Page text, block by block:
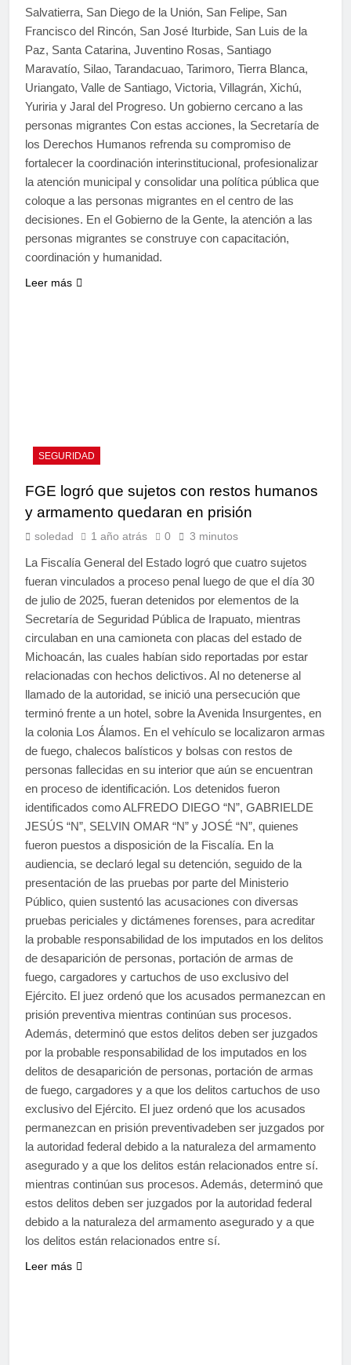
Salvatierra, San Diego de la Unión, San Felipe, San
Francisco del Rincón, San José Iturbide, San Luis de la
Paz, Santa Catarina, Juventino Rosas, Santiago
Maravatío, Silao, Tarandacuao, Tarimoro, Tierra Blanca,
Uriangato, Valle de Santiago, Victoria, Villagrán, Xichú,
Yuriria y Jaral del Progreso. Un gobierno cercano a las
personas migrantes Con estas acciones, la Secretaría de
los Derechos Humanos refrenda su compromiso de
fortalecer la coordinación interinstitucional, profesionalizar
la atención municipal y consolidar una política pública que
coloque a las personas migrantes en el centro de las
decisiones. En el Gobierno de la Gente, la atención a las
personas migrantes se construye con capacitación,
coordinación y humanidad.
Leer más
SEGURIDAD
FGE logró que sujetos con restos humanos
y armamento quedaran en prisión
soledad 1 año atrás 0 3 minutos
La Fiscalía General del Estado logró que cuatro sujetos
fueran vinculados a proceso penal luego de que el día 30
de julio de 2025, fueran detenidos por elementos de la
Secretaría de Seguridad Pública de Irapuato, mientras
circulaban en una camioneta con placas del estado de
Michoacán, las cuales habían sido reportadas por estar
relacionadas con hechos delictivos. Al no detenerse al
llamado de la autoridad, se inició una persecución que
terminó frente a un hotel, sobre la Avenida Insurgentes, en
la colonia Los Álamos. En el vehículo se localizaron armas
de fuego, chalecos balísticos y bolsas con restos de
personas fallecidas en su interior que aún se encuentran
en proceso de identificación. Los detenidos fueron
identificados como ALFREDO DIEGO “N”, GABRIELDE
JESÚS “N”, SELVIN OMAR “N” y JOSÉ “N”, quienes
fueron puestos a disposición de la Fiscalía. En la
audiencia, se declaró legal su detención, seguido de la
presentación de las pruebas por parte del Ministerio
Público, quien sustentó las acusaciones con diversas
pruebas periciales y dictámenes forenses, para acreditar
la probable responsabilidad de los imputados en los delitos
de desaparición de personas, portación de armas de
fuego, cargadores y cartuchos de uso exclusivo del
Ejército. El juez ordenó que los acusados permanezcan en
prisión preventiva mientras continúan sus procesos.
Además, determinó que estos delitos deben ser juzgados
por la probable responsabilidad de los imputados en los
delitos de desaparición de personas, portación de armas
de fuego, cargadores y a que los delitos cartuchos de uso
exclusivo del Ejército. El juez ordenó que los acusados
permanezcan en prisión preventivadeben ser juzgados por
la autoridad federal debido a la naturaleza del armamento
asegurado y a que los delitos están relacionados entre sí.
mientras continúan sus procesos. Además, determinó que
estos delitos deben ser juzgados por la autoridad federal
debido a la naturaleza del armamento asegurado y a que
los delitos están relacionados entre sí.
Leer más